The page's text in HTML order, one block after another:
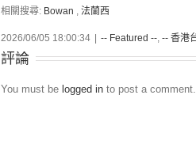
相關搜尋: Bowan , 法蘭西
2026/06/05 18:00:34 -- Featured --, -- 香港
評論
You must be logged in to post a comment.